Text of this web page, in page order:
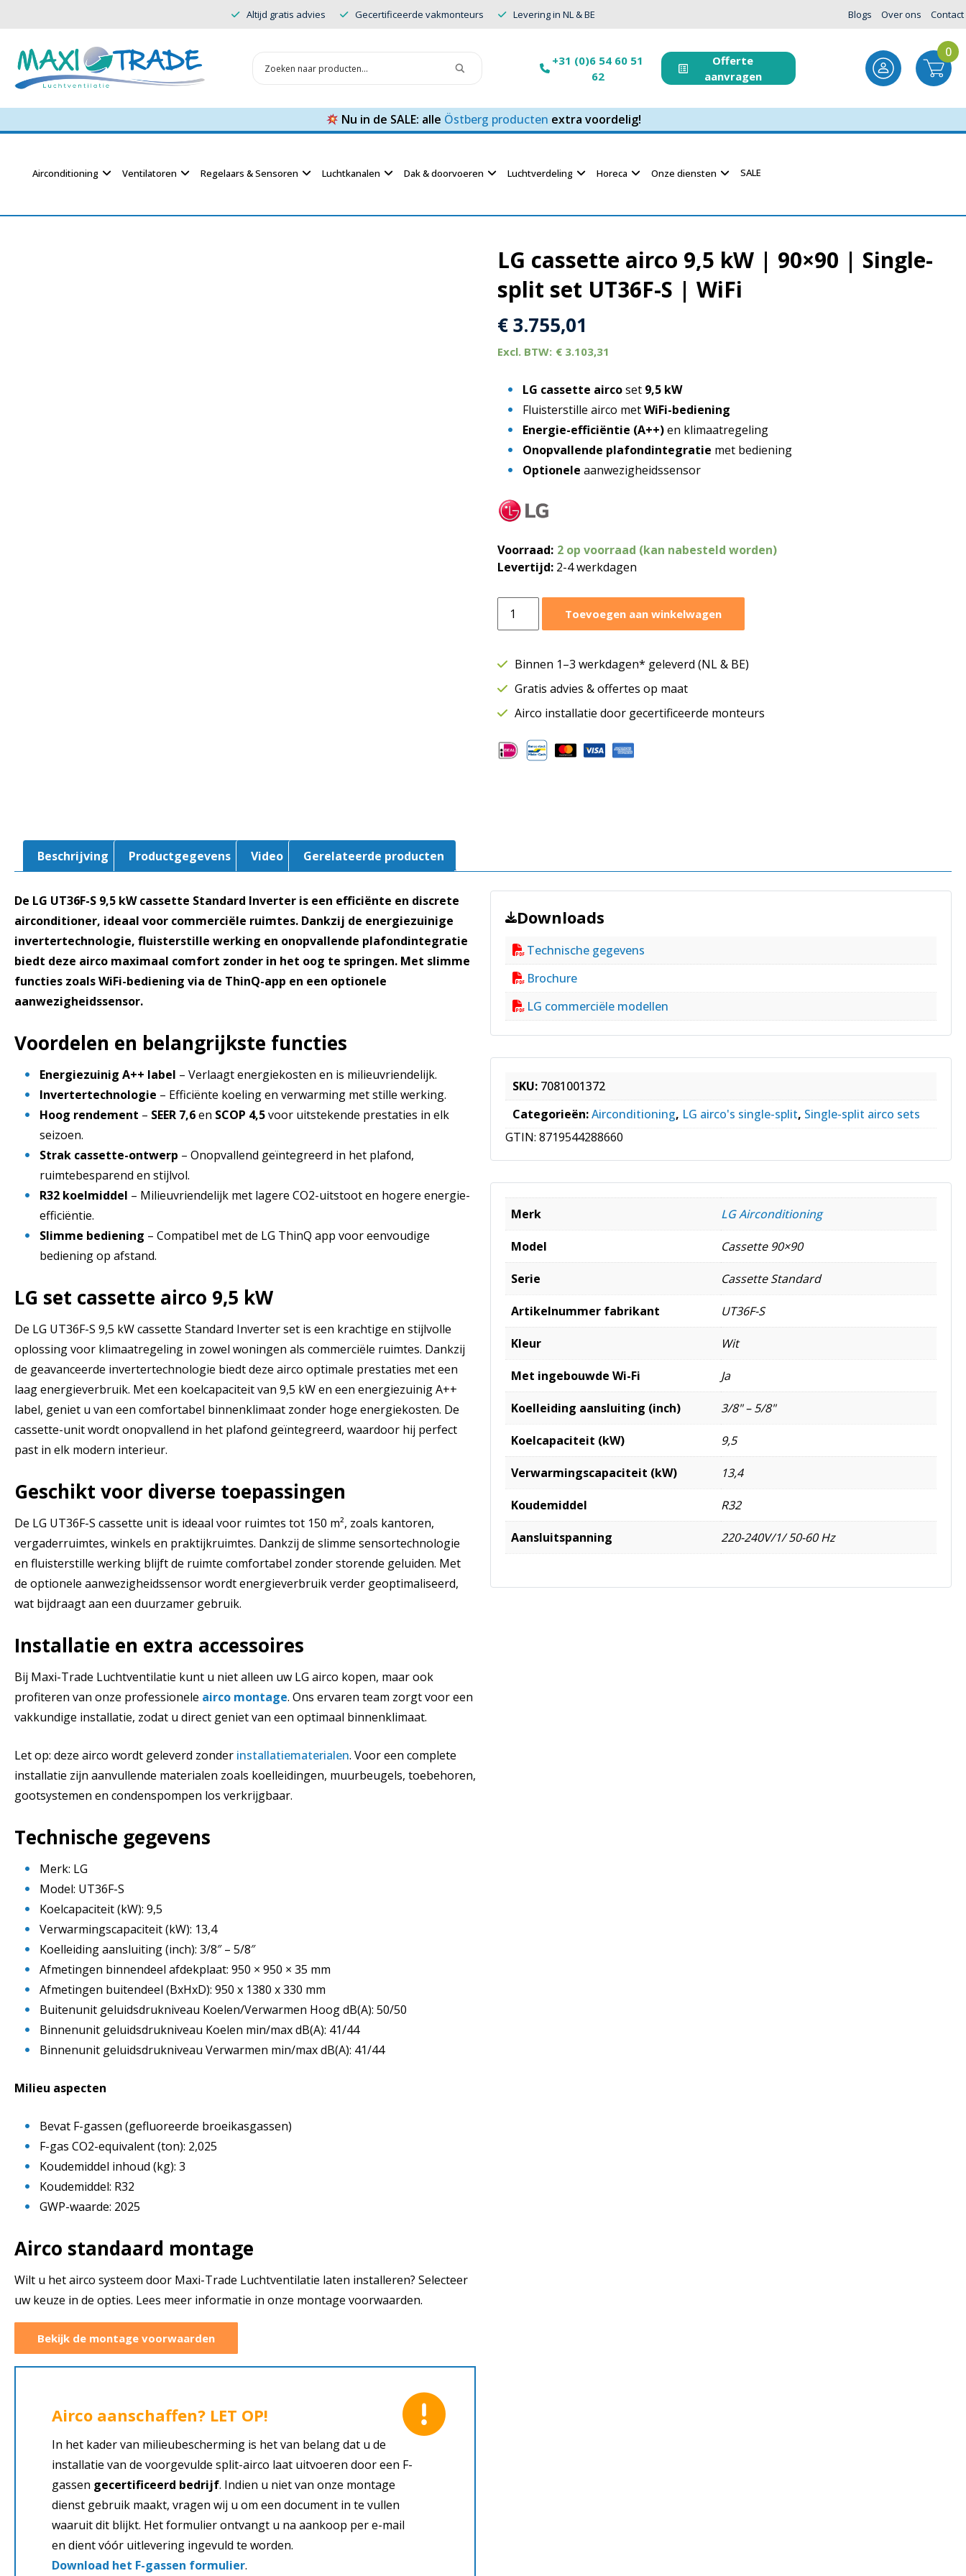
Altijd gratis advies Gecertificeerde vakmonteurs Levering in NL & BE Blogs Over ons Contact
+31 (0)6 54 60 51
62
Offerte
aanvragen
0
Nu in de SALE: alle Östberg producten extra voordelig!
Airconditioning Ventilatoren Regelaars & Sensoren Luchtkanalen Dak & doorvoeren Luchtverdeling Horeca Onze diensten SALE
LG cassette airco 9,5 kW | 90×90 | Single-
split set UT36F-S | WiFi
€3.755,01
€ 3.103,31
LG cassette aircoset 9,5 kW
Fluisterstille airco metWiFi-bediening
Energie-efficiëntie (A++)en klimaatregeling
Onopvallende plafondintegratie met bediening
Optionele aanwezigheidssensor
Voorraad: 2 op voorraad (kan nabesteld worden)
Levertijd: 2-4 werkdagen
cassette
9,5
|
90x90
Single-
split
Toevoegen aan winkelwagen
Binnen 1–3 werkdagen* geleverd (NL & BE)
Gratis advies & offertes op maat
Airco installatie door gecertificeerde monteurs
Beschrijving Productgegevens Video Gerelateerde producten
De LG UT36F-S 9,5 kW cassette Standard Inverter is een efficiënte en discrete
airconditioner, ideaal voor commerciële ruimtes. Dankzij de energiezuinige
invertertechnologie, fluisterstille werking en onopvallende plafondintegratie
biedt deze airco maximaal comfort zonder in het oog te springen. Met slimme
functies zoals WiFi-bediening via de ThinQ-app en een optionele
aanwezigheidssensor.
Voordelen en belangrijkste functies
Energiezuinig A++ label – Verlaagt energiekosten en is milieuvriendelijk.
Invertertechnologie – Efficiënte koeling en verwarming met stille werking.
Hoog rendement – SEER 7,6en SCOP 4,5voor uitstekende prestaties in elk
seizoen.
Strak cassette-ontwerp – Onopvallend geïntegreerd in het plafond,
ruimtebesparend en stijlvol.
R32 koelmiddel – Milieuvriendelijk met lagere CO2-uitstoot en hogere energie-
efficiëntie.
Slimme bediening – Compatibel met de LG ThinQ app voor eenvoudige
bediening op afstand.
LG set cassette airco 9,5 kW
De LG UT36F-S 9,5 kW cassette Standard Inverter set is een krachtige en stijlvolle
oplossing voor klimaatregeling in zowel woningen als commerciële ruimtes. Dankzij
de geavanceerde invertertechnologie biedt deze airco optimale prestaties met een
laag energieverbruik. Met een koelcapaciteit van 9,5 kW en een energiezuinig A++
label, geniet u van een comfortabel binnenklimaat zonder hoge energiekosten. De
cassette-unit wordt onopvallend in het plafond geïntegreerd, waardoor hij perfect
past in elk modern interieur.
Geschikt voor diverse toepassingen
De LG UT36F-S cassette unit is ideaal voor ruimtes tot 150 m², zoals kantoren,
vergaderruimtes, winkels en praktijkruimtes. Dankzij de slimme sensortechnologie
en fluisterstille werking blijft de ruimte comfortabel zonder storende geluiden. Met
de optionele aanwezigheidssensor wordt energieverbruik verder geoptimaliseerd,
wat bijdraagt aan een duurzamer gebruik.
Installatie en extra accessoires
Bij Maxi-Trade Luchtventilatie kunt u niet alleen uw LG airco kopen, maar ook
profiteren van onze professionele airco montage. Ons ervaren team zorgt voor een
vakkundige installatie, zodat u direct geniet van een optimaal binnenklimaat.
Let op: deze airco wordt geleverd zonder installatiematerialen. Voor een complete
installatie zijn aanvullende materialen zoals koelleidingen, muurbeugels, toebehoren,
gootsystemen en condenspompen los verkrijgbaar.
Technische gegevens
Merk: LG
Model: UT36F-S
Koelcapaciteit (kW): 9,5
Verwarmingscapaciteit (kW): 13,4
Koelleiding aansluiting (inch): 3/8″ – 5/8″
Afmetingen binnendeel afdekplaat: 950 × 950 × 35 mm
Afmetingen buitendeel (BxHxD): 950 x 1380 x 330 mm
Buitenunit geluidsdrukniveau Koelen/Verwarmen Hoog dB(A): 50/50
Binnenunit geluidsdrukniveau Koelen min/max dB(A): 41/44
Binnenunit geluidsdrukniveau Verwarmen min/max dB(A): 41/44
Milieu aspecten
Bevat F-gassen (gefluoreerde broeikasgassen)
F-gas CO2-equivalent (ton): 2,025
Koudemiddel inhoud (kg): 3
Koudemiddel: R32
GWP-waarde: 2025
Airco standaard montage
Wilt u het airco systeem door Maxi-Trade Luchtventilatie laten installeren? Selecteer
uw keuze in de opties. Lees meer informatie in onze montage voorwaarden.
Bekijk de montage voorwaarden
Airco aanschaffen? LET OP!
In het kader van milieubescherming is het van belang dat u de
installatie van de voorgevulde split-airco laat uitvoeren door een F-
gassen gecertificeerd bedrijf. Indien u niet van onze montage
dienst gebruik maakt, vragen wij u om een document in te vullen
waaruit dit blijkt. Het formulier ontvangt u na aankoop per e-mail
en dient vóór uitlevering ingevuld te worden.
Download het F-gassen formulier.
Downloads
Technische gegevens
Brochure
LG commerciële modellen
SKU: 7081001372
Categorieën:Airconditioning, LG airco's single-split, Single-split airco sets
GTIN: 8719544288660
Merk LG Airconditioning
Model Cassette 90×90
Serie Cassette Standard
Artikelnummer fabrikant UT36F-S
Kleur Wit
Met ingebouwde Wi-Fi Ja
Koelleiding aansluiting (inch) 3/8" – 5/8"
Koelcapaciteit (kW) 9,5
Verwarmingscapaciteit (kW) 13,4
Koudemiddel R32
Aansluitspanning 220-240V/1/ 50-60 Hz